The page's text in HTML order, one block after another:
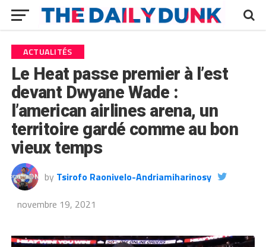
ACTUALITÉS
Le Heat passe premier à l’est
devant Dwyane Wade :
l’american airlines arena, un
territoire gardé comme au bon
vieux temps
by Tsirofo Raonivelo-Andriamiharinosy
novembre 19, 2021